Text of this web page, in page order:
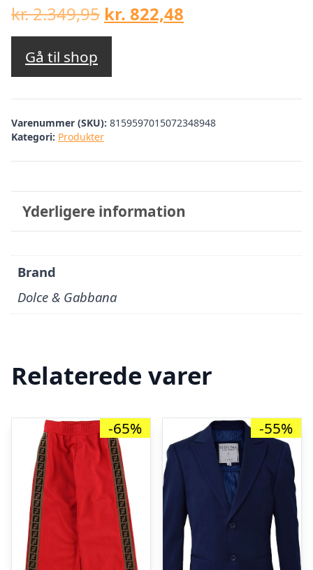
kr.2.349,95 Den
oprindelige
var:
kr. 2.349,95.
kr. 822,48
kr. 822,48.
Gå til shop
Varenummer (SKU): 8159597015072348948
Kategori: Produkter
Yderligere information
Brand
Dolce & Gabbana
Relaterede varer
-65% -55%